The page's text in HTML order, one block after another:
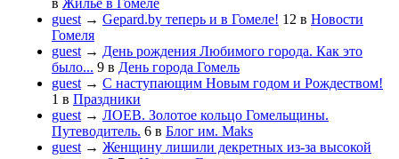
guest → Gepard.by теперь и в Гомеле! 12 в Новости
Гомеля
guest → День рождения Любимого города. Как это
было... 9 в День города Гомель
guest → С наступающим Новым годом и Рождеством!
1 в Праздники
guest → ЛОЕВ. Золотое кольцо Гомельщины.
Путеводитель. 6 в Блог им. Maks
guest → Женщину лишили декретных из-за высокой